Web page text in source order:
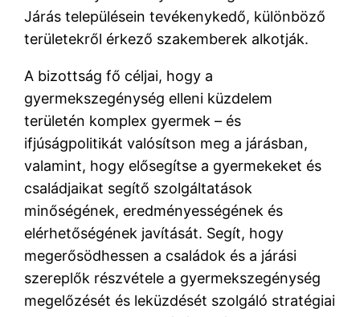
Járás településein tevékenykedő, különböző
területekről érkező szakemberek alkotják.
A bizottság fő céljai, hogy a
gyermekszegénység elleni küzdelem
területén komplex gyermek – és
ifjúságpolitikát valósítson meg a járásban,
valamint, hogy elősegítse a gyermekeket és
családjaikat segítő szolgáltatások
minőségének, eredményességének és
elérhetőségének javítását. Segít, hogy
megerősödhessen a családok és a járási
szereplők részvétele a gyermekszegénység
megelőzését és leküzdését szolgáló stratégiai